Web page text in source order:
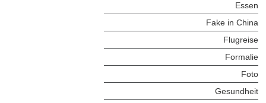
Essen
Fake in China
Flugreise
Formalie
Foto
Gesundheit